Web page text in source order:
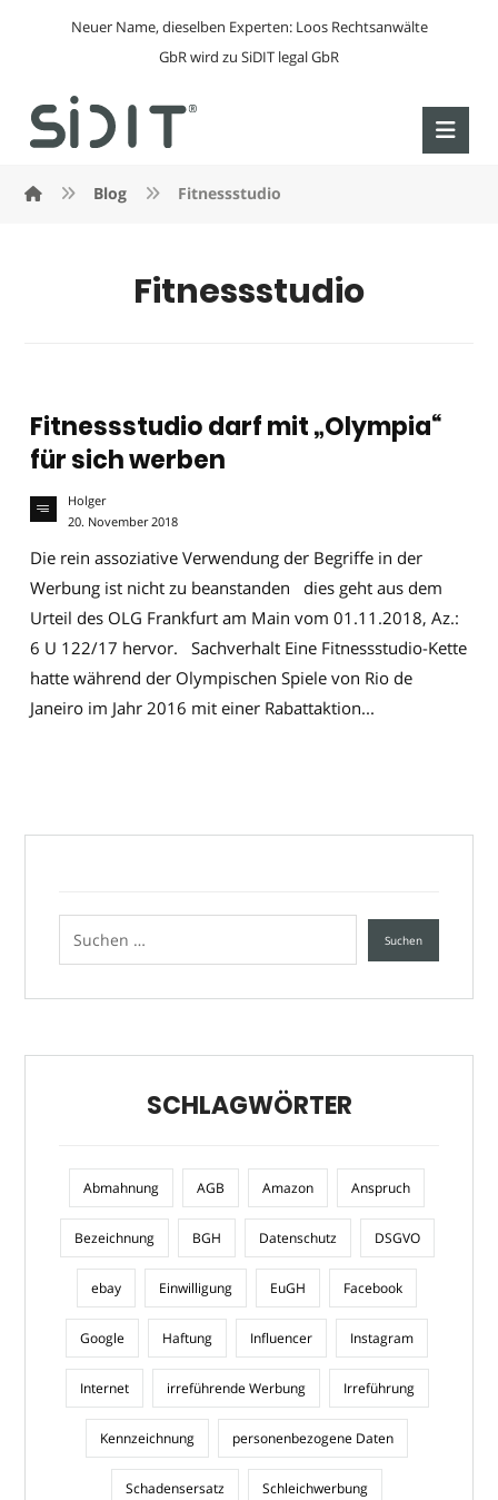
Neuer Name, dieselben Experten: Loos Rechtsanwälte
GbR wird zu SiDIT legal GbR
Blog Fitnessstudio
Fitnessstudio
Fitnessstudio darf mit „Olympia“
für sich werben
Holger
20. November 2018
Die rein assoziative Verwendung der Begriffe in der
Werbung ist nicht zu beanstanden dies geht aus dem
Urteil des OLG Frankfurt am Main vom 01.11.2018, Az.:
6 U 122/17 hervor. Sachverhalt Eine Fitnessstudio-Kette
hatte während der Olympischen Spiele von Rio de
Janeiro im Jahr 2016 mit einer Rabattaktion...
SCHLAGWÖRTER
Abmahnung AGB Amazon Anspruch
Bezeichnung BGH Datenschutz DSGVO
ebay Einwilligung EuGH Facebook
Google Haftung Influencer Instagram
Internet irreführende Werbung Irreführung
Kennzeichnung personenbezogene Daten
Schadensersatz Schleichwerbung